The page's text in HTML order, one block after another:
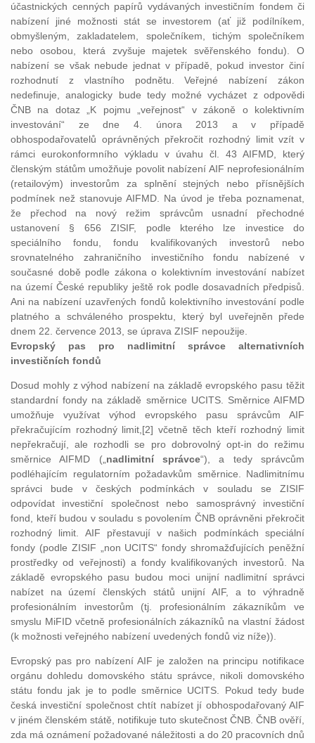
účastnických cenných papírů vydávaných investičním fondem či
nabízení jiné možnosti stát se investorem (ať již podílníkem,
obmyšleným, zakladatelem, společníkem, tichým společníkem
nebo osobou, která zvyšuje majetek svěřenského fondu). O
nabízení se však nebude jednat v případě, pokud investor činí
rozhodnutí z vlastního podnětu. Veřejné nabízení zákon
nedefinuje, analogicky bude tedy možné vycházet z odpovědi
ČNB na dotaz „K pojmu „veřejnost“ v zákoně o kolektivním
investování“ ze dne 4. února 2013 a v případě
obhospodařovatelů oprávněných překročit rozhodný limit vzít v
rámci eurokonformního výkladu v úvahu čl. 43 AIFMD, který
členským státům umožňuje povolit nabízení AIF neprofesionálním
(retailovým) investorům za splnění stejných nebo přísnějších
podmínek než stanovuje AIFMD. Na úvod je třeba poznamenat,
že přechod na nový režim správcům usnadní přechodné
ustanovení § 656 ZISIF, podle kterého lze investice do
speciálního fondu, fondu kvalifikovaných investorů nebo
srovnatelného zahraničního investičního fondu nabízené v
současné době podle zákona o kolektivním investování nabízet
na území České republiky ještě rok podle dosavadních předpisů.
Ani na nabízení uzavřených fondů kolektivního investování podle
platného a schváleného prospektu, který byl uveřejněn přede
dnem 22. července 2013, se úprava ZISIF nepoužije.
Evropský pas pro nadlimitní správce alternativních
investičních fondů
Dosud mohly z výhod nabízení na základě evropského pasu těžit
standardní fondy na základě směrnice UCITS. Směrnice AIFMD
umožňuje využívat výhod evropského pasu správcům AIF
překračujícím rozhodný limit,[2] včetně těch kteří rozhodný limit
nepřekračují, ale rozhodli se pro dobrovolný opt-in do režimu
směrnice AIFMD („ nadlimitní správce“), a tedy správcům
podléhajícím regulatorním požadavkům směrnice. Nadlimitnímu
správci bude v českých podmínkách v souladu se ZISIF
odpovídat investiční společnost nebo samosprávný investiční
fond, kteří budou v souladu s povolením ČNB oprávněni překročit
rozhodný limit. AIF přestavují v našich podmínkách speciální
fondy (podle ZISIF „non UCITS“ fondy shromažďujících peněžní
prostředky od veřejnosti) a fondy kvalifikovaných investorů. Na
základě evropského pasu budou moci unijní nadlimitní správci
nabízet na území členských států unijní AIF, a to výhradně
profesionálním investorům (tj. profesionálním zákazníkům ve
smyslu MiFID včetně profesionálních zákazníků na vlastní žádost
(k možnosti veřejného nabízení uvedených fondů viz níže)).
Evropský pas pro nabízení AIF je založen na principu notifikace
orgánu dohledu domovského státu správce, nikoli domovského
státu fondu jak je to podle směrnice UCITS. Pokud tedy bude
česká investiční společnost chtít nabízet jí obhospodařovaný AIF
v jiném členském státě, notifikuje tuto skutečnost ČNB. ČNB ověří,
zda má oznámení požadované náležitosti a do 20 pracovních dnů